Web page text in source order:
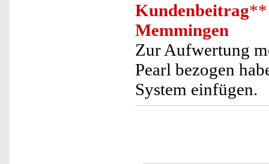
Kundenbeitrag**
Memmingen
Zur Aufwertung
Pearl bezogen
System einfügen.